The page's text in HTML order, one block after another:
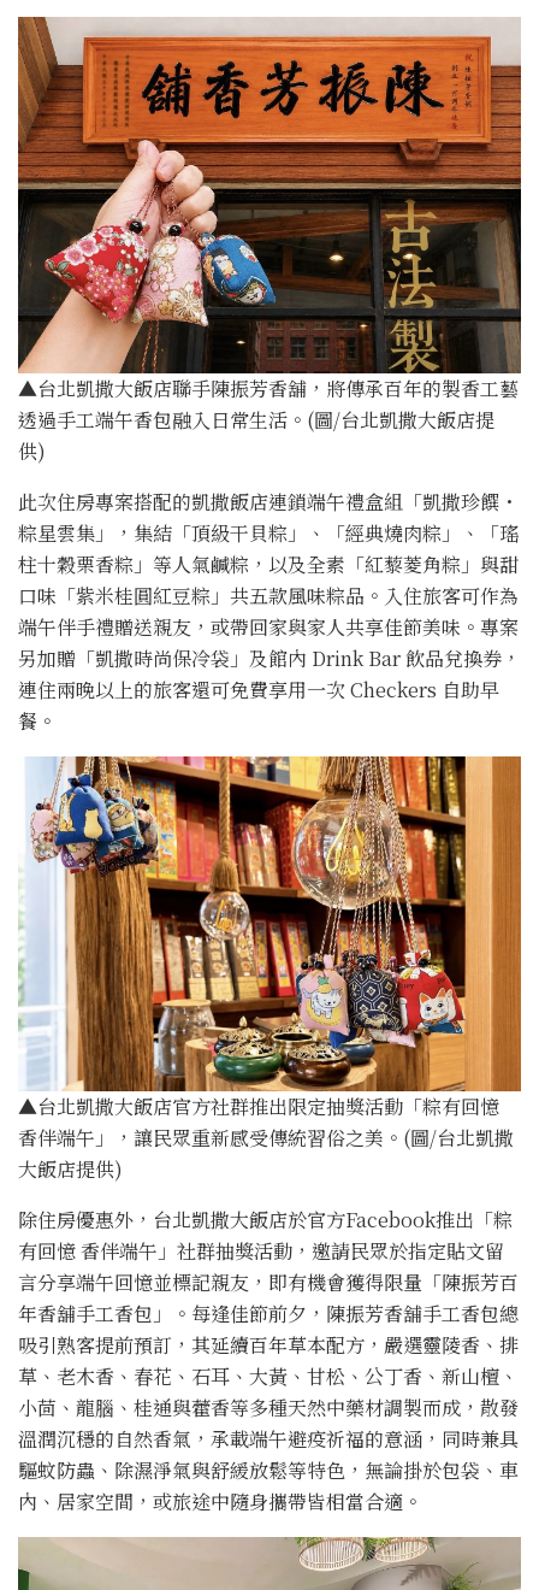
▲台北凱撒大飯店聯手陳振芳香舖，將傳承百年的製香工藝
透過手工端午香包融入日常生活。(圖/台北凱撒大飯店提
供)
此次住房專案搭配的凱撒飯店連鎖端午禮盒組「凱撒珍饌・
粽星雲集」，集結「頂級干貝粽」、「經典燒肉粽」、「瑤
柱十穀栗香粽」等人氣鹹粽，以及全素「紅藜菱角粽」與甜
口味「紫米桂圓紅豆粽」共五款風味粽品。入住旅客可作為
端午伴手禮贈送親友，或帶回家與家人共享佳節美味。專案
另加贈「凱撒時尚保冷袋」及館內 Drink Bar 飲品兌換券，
連住兩晚以上的旅客還可免費享用一次 Checkers 自助早
餐。
▲台北凱撒大飯店官方社群推出限定抽獎活動「粽有回憶
香伴端午」，讓民眾重新感受傳統習俗之美。(圖/台北凱撒
大飯店提供)
除住房優惠外，台北凱撒大飯店於官方Facebook推出「粽
有回憶 香伴端午」社群抽獎活動，邀請民眾於指定貼文留
言分享端午回憶並標記親友，即有機會獲得限量「陳振芳百
年香舖手工香包」。每逢佳節前夕，陳振芳香舖手工香包總
吸引熟客提前預訂，其延續百年草本配方，嚴選靈陵香、排
草、老木香、春花、石耳、大黃、甘松、公丁香、新山檀、
小茴、龍腦、桂通與藿香等多種天然中藥材調製而成，散發
溫潤沉穩的自然香氣，承載端午避疫祈福的意涵，同時兼具
驅蚊防蟲、除濕淨氣與舒緩放鬆等特色，無論掛於包袋、車
內、居家空間，或旅途中隨身攜帶皆相當合適。